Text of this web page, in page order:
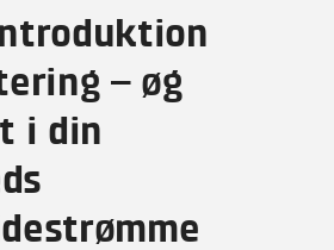
– øg
i din